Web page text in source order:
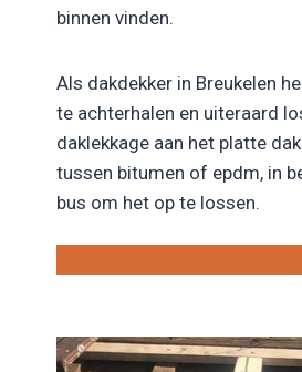
binnen vinden.
Als dakdekker in Breukelen
te achterhalen en uiteraard
daklekkage aan het platte
tussen bitumen of epdm, in
bus om het op te lossen.